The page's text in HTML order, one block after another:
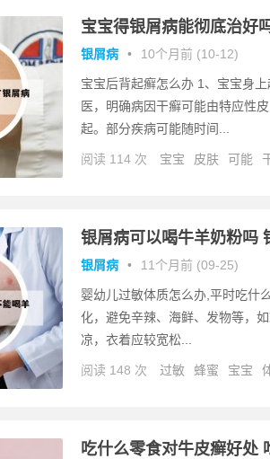
宝宝得银屑病能彻底治好
银屑病 • 10个月前 (10-12)
宝宝后背起癣怎么办 1、宝宝身
医，明确病因干癣可能由特应性
起。部分疾病可能随时间...
阅读 114 次 宝宝 皮肤 可能
银屑病可以喝牛羊奶粉吗
银屑病 • 11个月前 (09-25)
婴幼儿过敏体质怎么办,平时吃什
化，避免辛辣、海鲜、发物等，
凉，衣着应较宽松...
阅读 148 次 过敏 蜂蜜 宝宝
吃什么零食对牛皮癣好处